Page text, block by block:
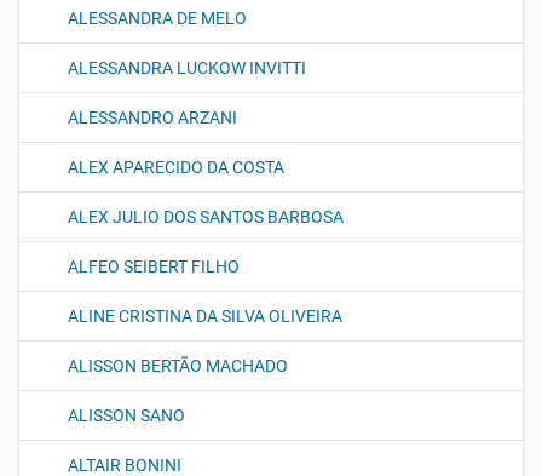
ALESSANDRA DE MELO
ALESSANDRA LUCKOW INVITTI
ALESSANDRO ARZANI
ALEX APARECIDO DA COSTA
ALEX JULIO DOS SANTOS BARBOSA
ALFEO SEIBERT FILHO
ALINE CRISTINA DA SILVA OLIVEIRA
ALISSON BERTÃO MACHADO
ALISSON SANO
ALTAIR BONINI